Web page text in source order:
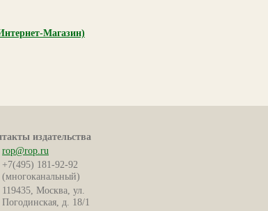
Магазин)
издательства
rop@rop.ru
+7(495) 181-92-92
(многоканальный)
119435, Москва, ул.
Погодинская, д. 18/1